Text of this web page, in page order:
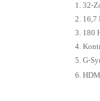
1. 32-
2. 16,7
3. 180
4.
5. G-
6.